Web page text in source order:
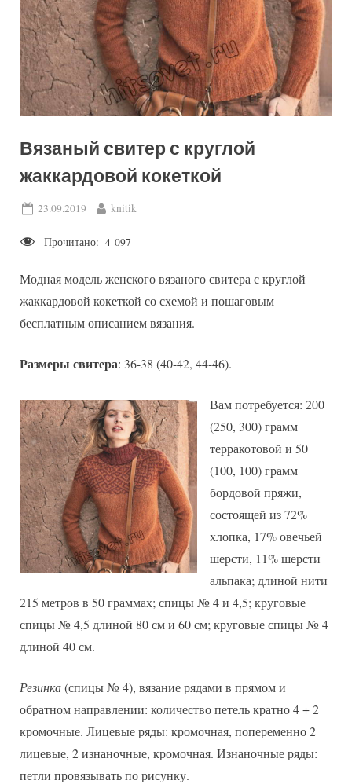
Вязаный свитер с круглой
жаккардовой кокеткой
Posted
23.09.2019 By
knitik
Прочитано: 4 097
Модная модель женского вязаного свитера с круглой
жаккардовой кокеткой со схемой и пошаговым
бесплатным описанием вязания.
Размеры свитера: 36-38 (40-42, 44-46).
Вам потребуется: 200
(250, 300) грамм
терракотовой и 50
(100, 100) грамм
бордовой пряжи,
состоящей из 72%
хлопка, 17% овечьей
шерсти, 11% шерсти
альпака; длиной нити
215 метров в 50 граммах; спицы № 4 и 4,5; круговые
спицы № 4,5 длиной 80 см и 60 см; круговые спицы № 4
длиной 40 см.
Резинка(спицы № 4), вязание рядами в прямом и
обратном направлении: количество петель кратно 4 + 2
кромочные. Лицевые ряды: кромочная, попеременно 2
лицевые, 2 изнаночные, кромочная. Изнаночные ряды:
петли провязывать по рисунку.